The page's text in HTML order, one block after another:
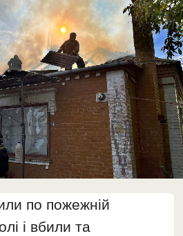
по пожежній
і вбили та